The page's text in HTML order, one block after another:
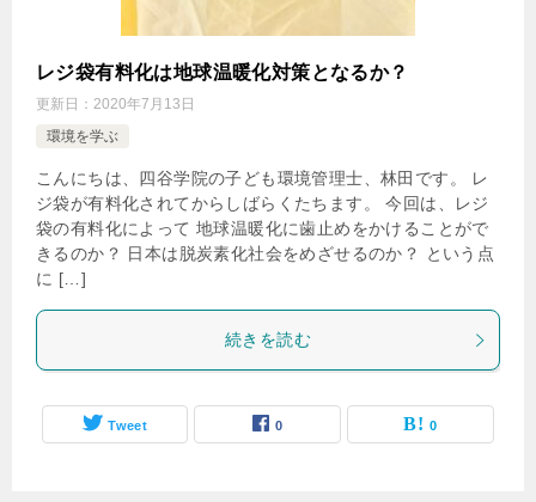
レジ袋有料化は地球温暖化対策となるか？
更新日： 2020年7月13日
環境を学ぶ
こんにちは、四谷学院の子ども環境管理士、林田です。 レ
ジ袋が有料化されてからしばらくたちます。 今回は、レジ
袋の有料化によって 地球温暖化に歯止めをかけることがで
きるのか？ 日本は脱炭素化社会をめざせるのか？ という点
に […]
続きを読む
Tweet 0 0